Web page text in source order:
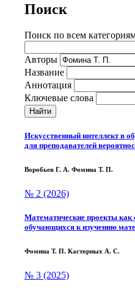
Поиск
Поиск по всем
Авторы
Название
Аннотация
Ключевые слова
Найти
Искусственный интеллект в
для преподавателей
Воробьев Г. А. Фомина Т. П.
№ 2 (2026)
Математические проекты как
обучающихся к изучению
Фомина Т. П. Касторных А. С.
№ 3 (2025)